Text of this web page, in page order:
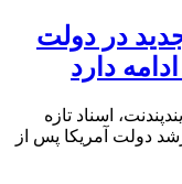
جدید در دولت
دارد
اسناد تازه
دولت آمریکا پس از